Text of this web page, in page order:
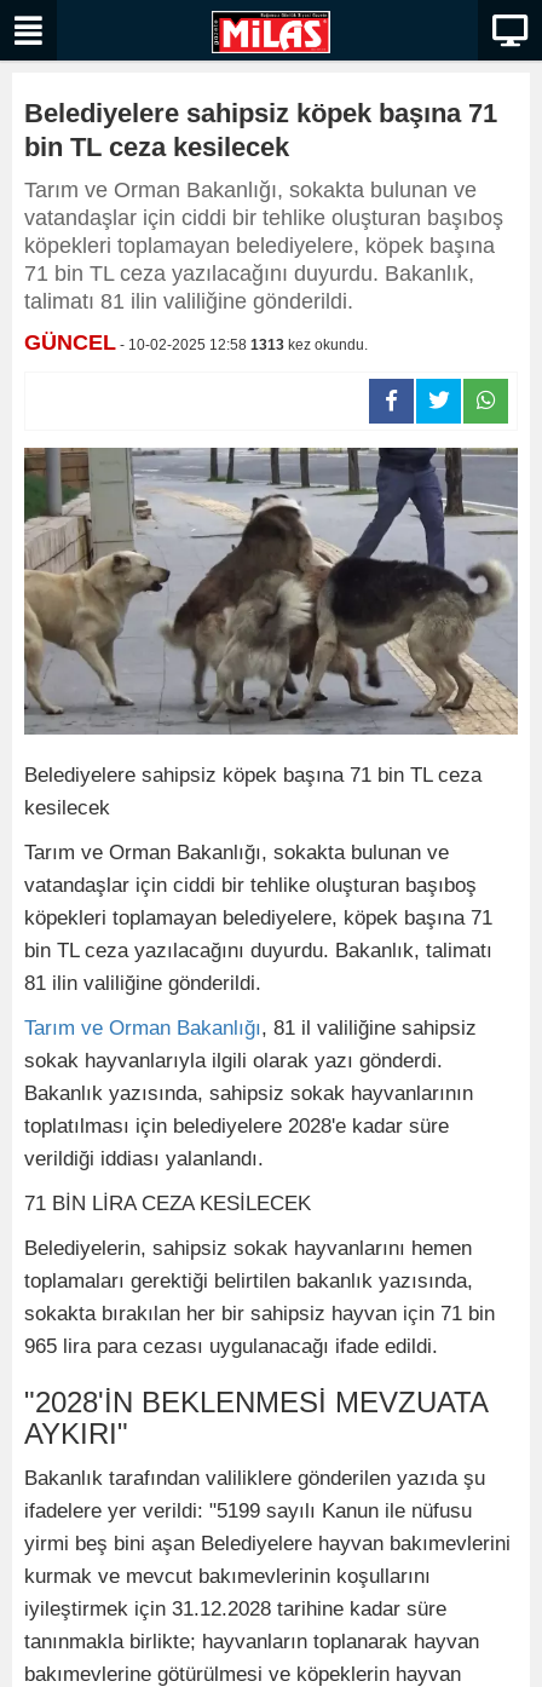
Belediyelere sahipsiz köpek başına 71
bin TL ceza kesilecek
Tarım ve Orman Bakanlığı, sokakta bulunan ve
vatandaşlar için ciddi bir tehlike oluşturan başıboş
köpekleri toplamayan belediyelere, köpek başına
71 bin TL ceza yazılacağını duyurdu. Bakanlık,
talimatı 81 ilin valiliğine gönderildi.
GÜNCEL - 10-02-2025 12:58 1313 kez okundu.
Belediyelere sahipsiz köpek başına 71 bin TL ceza
kesilecek
Tarım ve Orman Bakanlığı, sokakta bulunan ve
vatandaşlar için ciddi bir tehlike oluşturan başıboş
köpekleri toplamayan belediyelere, köpek başına 71
bin TL ceza yazılacağını duyurdu. Bakanlık, talimatı
81 ilin valiliğine gönderildi.
Tarım ve Orman Bakanlığı, 81 il valiliğine sahipsiz
sokak hayvanlarıyla ilgili olarak yazı gönderdi.
Bakanlık yazısında, sahipsiz sokak hayvanlarının
toplatılması için belediyelere 2028'e kadar süre
verildiği iddiası yalanlandı.
71 BİN LİRA CEZA KESİLECEK
Belediyelerin, sahipsiz sokak hayvanlarını hemen
toplamaları gerektiği belirtilen bakanlık yazısında,
sokakta bırakılan her bir sahipsiz hayvan için 71 bin
965 lira para cezası uygulanacağı ifade edildi.
"2028'İN BEKLENMESİ MEVZUATA
AYKIRI"
Bakanlık tarafından valiliklere gönderilen yazıda şu
ifadelere yer verildi: "5199 sayılı Kanun ile nüfusu
yirmi beş bini aşan Belediyelere hayvan bakımevlerini
kurmak ve mevcut bakımevlerinin koşullarını
iyileştirmek için 31.12.2028 tarihine kadar süre
tanınmakla birlikte; hayvanların toplanarak hayvan
bakımevlerine götürülmesi ve köpeklerin hayvan